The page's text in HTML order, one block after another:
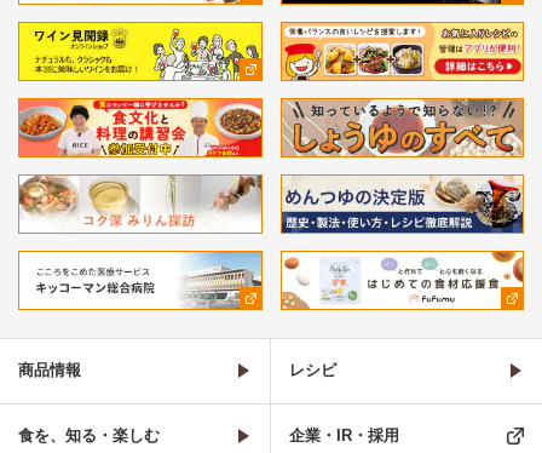
商品情報 レシピ
食を、知る・楽しむ 企業・IR・採用